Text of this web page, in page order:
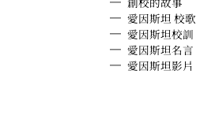
愛因斯坦 校歌
愛因斯坦校訓
愛因斯坦名言
愛因斯坦影片